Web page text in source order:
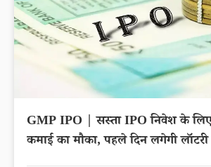
GMP IPO | सस्ता IPO निवेश के
कमाई का मौका, पहले दिन लगेगी